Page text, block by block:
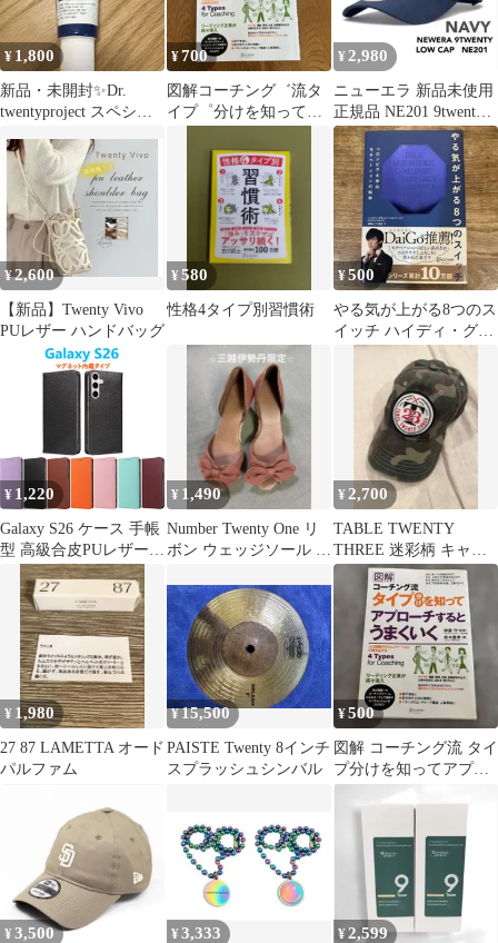
¥ 1,800
新品・未開封✨️Dr.
twentyproject スペシャ
¥700
図解コーチング゛流タ
イプ゜分けを知ってア
¥ 2,980
ニューエラ 新品未使用
正規品 NE201 9twenty
キャップ ネイビー
¥2,600
【新品】Twenty Vivo
PUレザー ハンドバッグ
¥580
性格4タイプ別習慣術
¥500
やる気が上がる8つのス
イッチ ハイディ・グラ
ント・ハルバーソン
¥ 1,220
Galaxy S26 ケース 手帳
型 高級合皮PUレザーケ
ース 人気 カード収納
おすすめ マグネット ス
タンド 衝撃吸収 ギャラ
クシー エストゥエンテ
ィシックス TPUスマホ
カバー ベルトなし
SC51G SCG36 手触りの
良い高品質の高級合皮
PUレザー
¥ 1,490
Number Twenty One リ
ボン ウェッジソール サ
¥2,700
TABLE TWENTY
THREE 迷彩柄 キャッ
プ
¥ 1,980
27 87 LAMETTA オード
パルファム
¥15,500
PAISTE Twenty 8インチ
スプラッシュシンバル
¥500
図解 コーチング流 タイ
プ分けを知ってアプロ
ーチするとうまくいく
¥ 3,500 ¥3,333 ¥2,599